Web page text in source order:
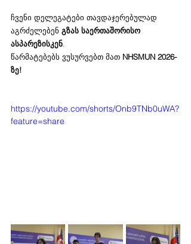
ჩვენი დელეგატები თავდაჯერებულად
აგრძელებენ გზას საერთაშორისო
ასპარეზისკენ.
წარმატებებს ვუსურვებთ მათ NHSMUN 2026-
ზე!
https://youtube.com/shorts/Onb9TNb0uWA?
feature=share